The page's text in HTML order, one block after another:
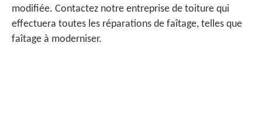
modifiée. Contactez notre entreprise de toiture qui
effectuera toutes les réparations de faîtage, telles que
faîtage à moderniser.